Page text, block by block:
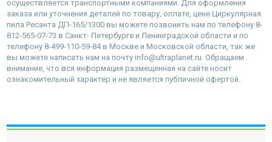
осуществляется транспортными компаниями. Для оформления
заказа или уточнения деталей по товару, оплате, цене Циркулярная
пила Ресанта ДП-165/1300 вы можете позвонить нам по телефону 8-
812-565-07-73 в Санкт- Петербурге и Ленинградской области и по
телефону 8-499-110-59-84 в Москве и Московской области, так же
вы можете написать нам на почту info@ultraplanet.ru. Обращаем
внимание, что вся информация размещенная на сайте носит
ознакомительный характер и не является публичной офертой.
наверх